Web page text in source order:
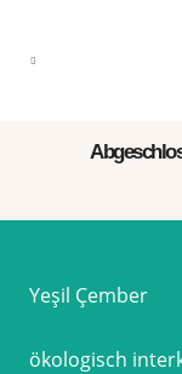
Yeşil Çember
ökologisch